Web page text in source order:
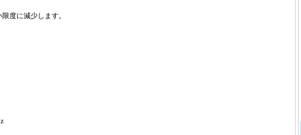
度に減少します。